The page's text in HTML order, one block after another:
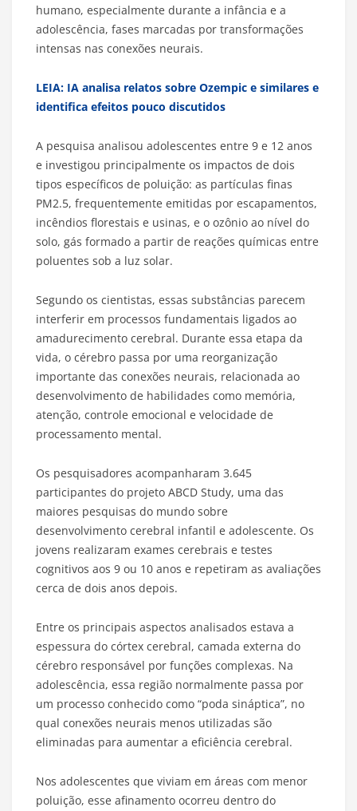
humano, especialmente durante a infância e a
adolescência, fases marcadas por transformações
intensas nas conexões neurais.
LEIA: IA analisa relatos sobre Ozempic e similares e
identifica efeitos pouco discutidos
A pesquisa analisou adolescentes entre 9 e 12 anos
e investigou principalmente os impactos de dois
tipos específicos de poluição: as partículas finas
PM2.5, frequentemente emitidas por escapamentos,
incêndios florestais e usinas, e o ozônio ao nível do
solo, gás formado a partir de reações químicas entre
poluentes sob a luz solar.
Segundo os cientistas, essas substâncias parecem
interferir em processos fundamentais ligados ao
amadurecimento cerebral. Durante essa etapa da
vida, o cérebro passa por uma reorganização
importante das conexões neurais, relacionada ao
desenvolvimento de habilidades como memória,
atenção, controle emocional e velocidade de
processamento mental.
Os pesquisadores acompanharam 3.645
participantes do projeto ABCD Study, uma das
maiores pesquisas do mundo sobre
desenvolvimento cerebral infantil e adolescente. Os
jovens realizaram exames cerebrais e testes
cognitivos aos 9 ou 10 anos e repetiram as avaliações
cerca de dois anos depois.
Entre os principais aspectos analisados estava a
espessura do córtex cerebral, camada externa do
cérebro responsável por funções complexas. Na
adolescência, essa região normalmente passa por
um processo conhecido como “poda sináptica”, no
qual conexões neurais menos utilizadas são
eliminadas para aumentar a eficiência cerebral.
Nos adolescentes que viviam em áreas com menor
poluição, esse afinamento ocorreu dentro do